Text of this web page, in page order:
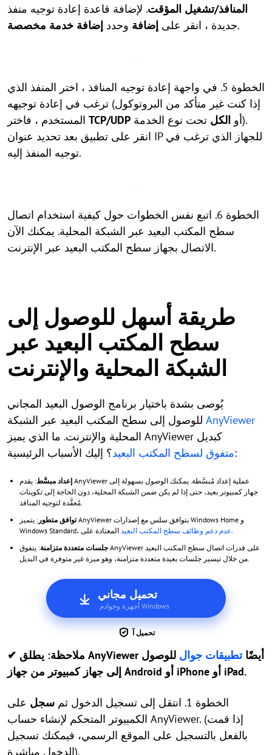
المنافذ/تشغيل المؤقت. لإضافة قاعدة إعادة توجيه منفذ
جديدة ، انقر على إضافة وحدد إضافة خدمة مخصصة .
الخطوة 5. في واجهة إعادة توجيه المنافذ ، اختر المنفذ الذي
ترغب في إعادة توجيهه (إذا كنت غير متأكد من البروتوكول
TCP/UDP أو الكل تحت نوع الخدمة).
انقر على تطبيق بعد تحديد عنوان IP للجهاز الذي ترغب في
توجيه المنفذ إليه.
الخطوة 6. اتبع نفس الخطوات حول كيفية استخدام اتصال
سطح المكتب البعيد عبر الشبكة المحلية. يمكنك الآن
الاتصال بجهاز سطح المكتب البعيد عبر الإنترنت.
طريقة أسهل للوصول إلى
سطح المكتب البعيد عبر
الشبكة المحلية والإنترنت
يُوصى بشدة باختيار برنامج الوصول البعيد المجاني
AnyViewer للوصول إلى سطح المكتب البعيد عبر الشبكة
المحلية والإنترنت. ما الذي يميز AnyViewer كبديل
متفوق لسطح المكتب البعيد؟ إليك الأسباب الرئيسية:
إعداد مبسَّط: يقدم AnyViewer عملية إعداد مُبسَّطة. يمكنك الوصول بسهولة إلى
جهاز كمبيوتر بعيد، حتى إذا لم يكن ضمن الشبكة المحلية، دون الحاجة إلى تكوينات
مُعقَّدة لتوجيه المنافذ.
توافق متطور : يتميز AnyViewer بتوافق سلس مع إصدارات Windows Home و
عدم دعم وظائف سطح المكتب البعيد.
جلسات متعددة متزامنة: يتفوق AnyViewer على قدرات اتصال سطح المكتب البعيد
من خلال تيسير جلسات بعيدة متعددة متزامنة، وهو ميزة غير متوفرة في البديل.
تحميل مجاني
أجهزة وخوادم Windows
تحميل آ
✔ ملاحظة: يطلق AnyViewer أيضًاتطبيقات جوال للوصول
إلى جهاز كمبيوتر من جهاز Android أو iPhone أو iPad.
الخطوة 1. انتقل إلى تسجيل الدخول ثم سجل على
الكمبيوتر المتحكم لإنشاء حساب AnyViewer. (إذا قمت
بالفعل بالتسجيل على الموقع الرسمي، فيمكنك تسجيل
الدخول مباشرة).